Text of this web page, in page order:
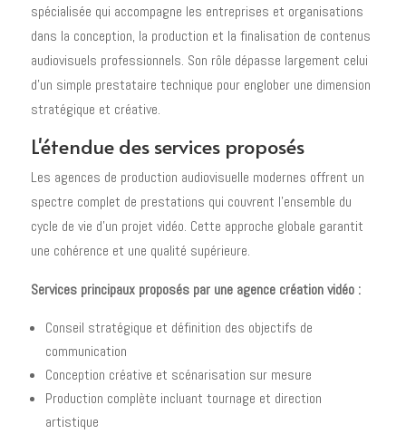
spécialisée qui accompagne les entreprises et organisations
dans la conception, la production et la finalisation de contenus
audiovisuels professionnels. Son rôle dépasse largement celui
d'un simple prestataire technique pour englober une dimension
stratégique et créative.
L'étendue des services proposés
Les agences de production audiovisuelle modernes offrent un
spectre complet de prestations qui couvrent l'ensemble du
cycle de vie d'un projet vidéo. Cette approche globale garantit
une cohérence et une qualité supérieure.
Services principaux proposés par une agence création vidéo :
Conseil stratégique et définition des objectifs de
communication
Conception créative et scénarisation sur mesure
Production complète incluant tournage et direction
artistique